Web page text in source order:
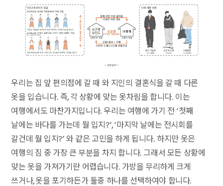
우리는 집 앞 편의점에 갈 때 와 지인의 결혼식을 갈 때 다른
옷을 입습니다. 즉, 각 상황에 맞는 옷차림을 합니다. 이는
여행에서도 마찬가지입니다. 우리는 여행에 가기 전 ‘첫째
날에는 바다를 가는데 뭘 입지?’, ‘마지막 날에는 전시회를
갈건데 뭘 입지?’ 와 같은 고민을 하게 됩니다. 하지만 옷은
여행의 짐 중 가장 큰 부분을 차지 합니다. 그래서 모든 상황에
맞는 옷을 가져가기란 어렵습니다. 가방을 무리하게 크게
쓰거나, 옷을 포기하든가 둘중 하나를 선택하여야 합니다.